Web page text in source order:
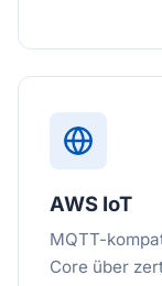
AWS IoT
MQTT-
Core über